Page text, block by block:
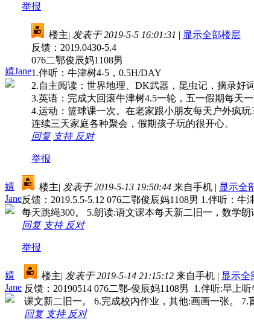
举报
婧Jane
楼主| 发表于 2019-5-5 16:01:31 | 显示全部楼层
反馈：2019.0430-5.4
076二鄂俊辰妈1108男
1.伴听：牛津树4-5，0.5H/DAY
2.自主阅读：世界地理、DK武器，昆虫记，摘录好
3.英语：完成大回滚牛津树4.5一轮，五一假期每天
4.运动：篮球课一次。在老家跟小朋友每天户外疯玩
连续三天家庭各种聚会，假期孩子玩的很开心。
回复 支持 反对
举报
婧
Jane
楼主| 发表于 2019-5-13 19:50:44 来自手机 | 显示全
反馈：2019.5.5-5.12 076二鄂俊辰妈1108男 1.伴听：
每天跳绳300。 5.朗读:语文课本每天新二旧一，数学
回复 支持 反对
举报
婧
Jane
楼主| 发表于 2019-5-14 21:15:12 来自手机 | 显示全
反馈：20190514 076二鄂-俊辰妈1108男 1.伴听:早上
课文新二旧一。 6.完成校内作业，其他:画画一张。 7.盲
回复 支持 反对